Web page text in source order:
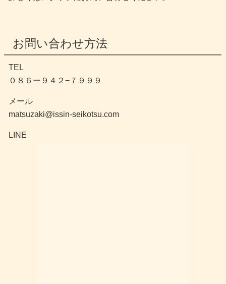
お問い合わせ方法
TEL
０８６ー９４２−７９９９
メール
matsuzaki@issin-seikotsu.com
LINE